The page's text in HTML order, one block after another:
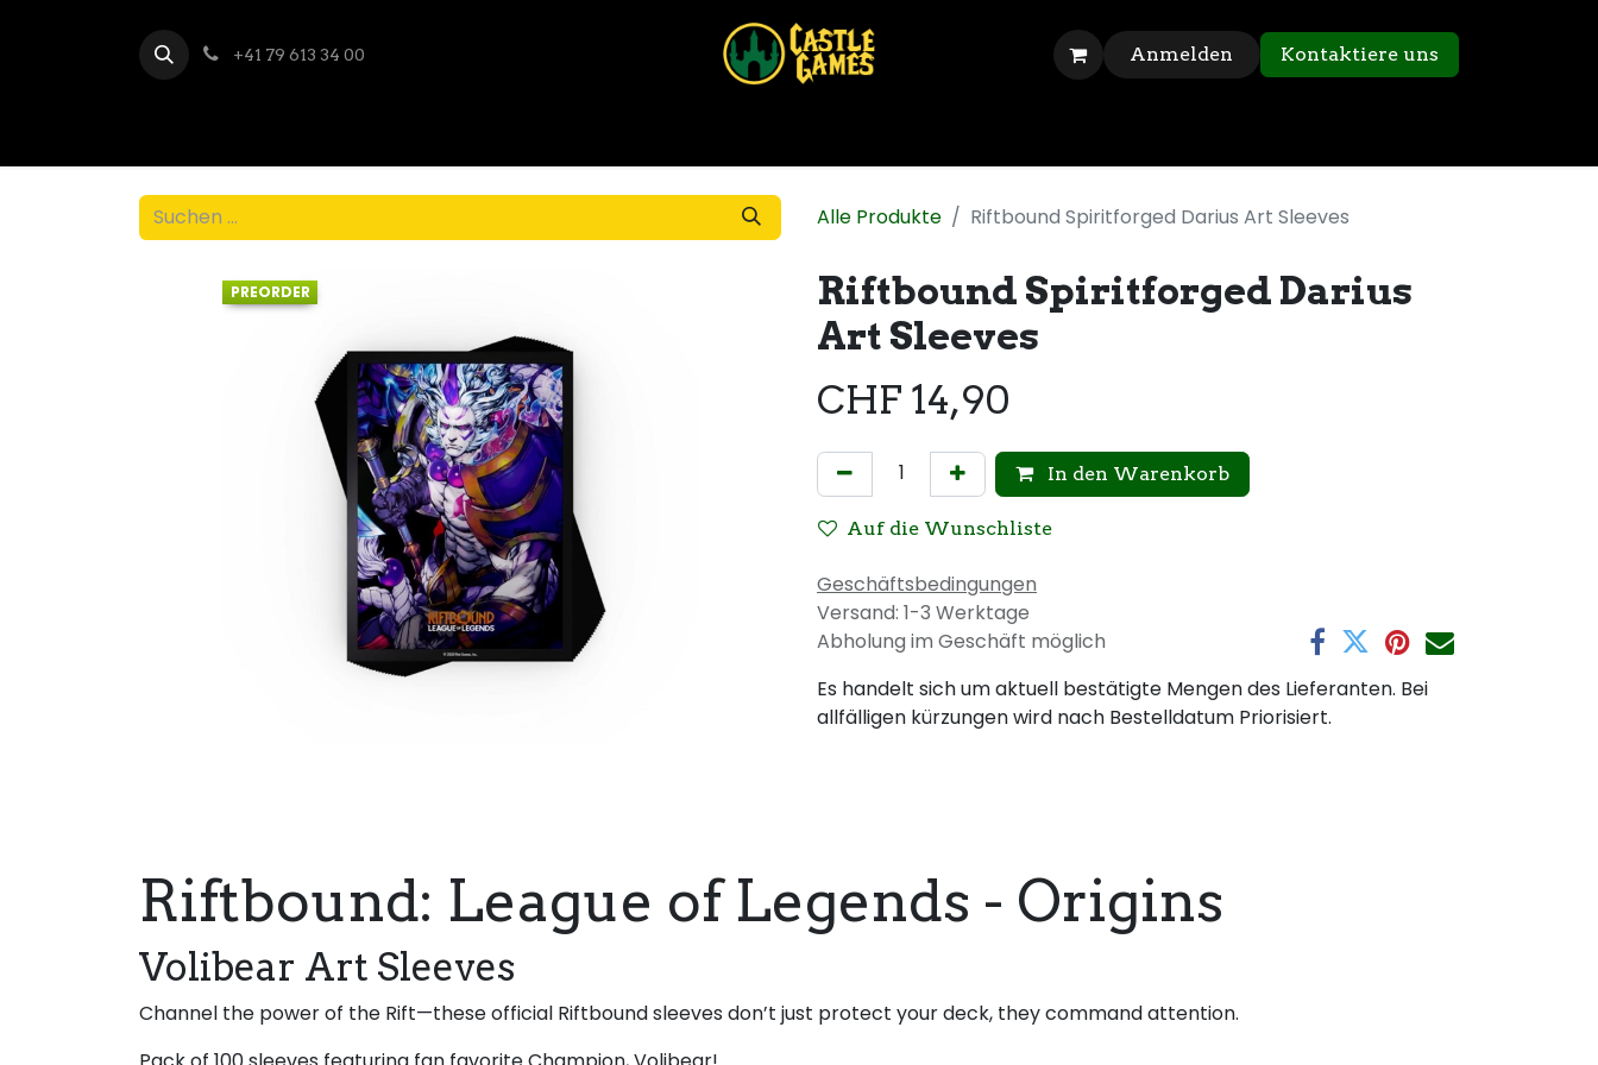
+41 79 613 34 00 Anmelden Kontaktiere uns
Alle Produkte Riftbound Spiritforged Darius Art Sleeves
PREORDER
Riftbound Spiritforged Darius
Art Sleeves
CHF 14,90
In den Warenkorb
Auf die Wunschliste
Geschäftsbedingungen
Versand: 1-3 Werktage
Abholung im Geschäft möglich
Es handelt sich um aktuell bestätigte Mengen des Lieferanten. Bei
allfälligen kürzungen wird nach Bestelldatum Priorisiert.
Riftbound: League of Legends - Origins
Volibear Art Sleeves
Channel the power of the Rift—these official Riftbound sleeves don’t just protect your deck, they command attention.